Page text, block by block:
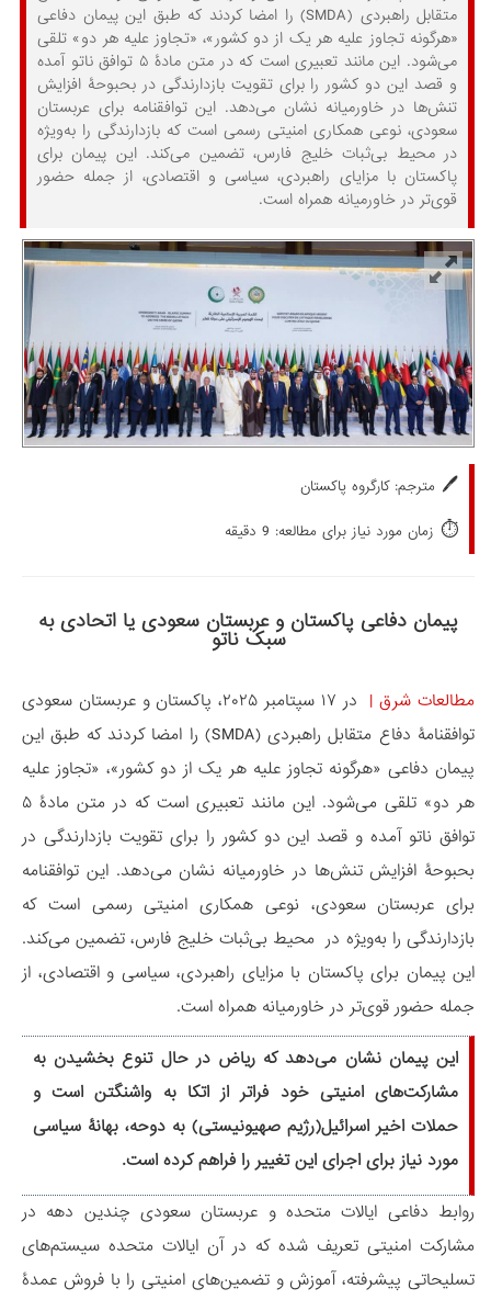
متقابل راهبردی (SMDA) را امضا کردند که طبق این پیمان دفاعی
«هرگونه تجاوز علیه هر یک از دو کشور»، «تجاوز علیه هر دو» تلقی
می‌شود. این مانند تعبیری است که در متن مادۀ ۵ توافق ناتو آمده
و قصد این دو کشور را برای تقویت بازدارندگی در بحبوحۀ افزایش
تنش‌ها در خاورمیانه نشان می‌دهد. این توافقنامه برای عربستان
سعودی، نوعی همکاری امنیتی رسمی است که بازدارندگی را به‌ویژه
در محیط بی‌ثبات خلیج فارس، تضمین می‌کند. این پیمان برای
پاکستان با مزایای راهبردی، سیاسی و اقتصادی، از جمله حضور
قوی‌تر در خاورمیانه همراه است.
🖊️ مترجم: کارگروه پاکستان
⏱️ زمان مورد نیاز برای مطالعه: 9 دقیقه
پیمان دفاعی پاکستان و عربستان سعودی یا اتحادی به
سبک ناتو
مطالعات شرق|
در ۱۷ سپتامبر ۲۰۲۵، پاکستان و عربستان سعودی
توافقنامۀ دفاع متقابل راهبردی (SMDA) را امضا کردند که طبق این
پیمان دفاعی «هرگونه تجاوز علیه هر یک از دو کشور»، «تجاوز علیه
هر دو» تلقی می‌شود. این مانند تعبیری است که در متن مادۀ ۵
توافق ناتو آمده و قصد این دو کشور را برای تقویت بازدارندگی در
بحبوحۀ افزایش تنش‌ها در خاورمیانه نشان می‌دهد. این توافقنامه
برای عربستان سعودی، نوعی همکاری امنیتی رسمی است که
بازدارندگی را به‌ویژه در محیط بی‌ثبات خلیج فارس، تضمین می‌کند.
این پیمان برای پاکستان با مزایای راهبردی، سیاسی و اقتصادی، از
جمله حضور قوی‌تر در خاورمیانه همراه است.
این پیمان نشان می‌دهد که ریاض در حال تنوع بخشیدن به
مشارکت‌های امنیتی خود فراتر از اتکا به واشنگتن است و
حملات اخیر اسرائیل(رژیم صهیونیستی) به دوحه، بهانۀ سیاسی
مورد نیاز برای اجرای این تغییر را فراهم کرده است.
روابط دفاعی ایالات متحده و عربستان سعودی چندین دهه در
مشارکت امنیتی تعریف شده که در آن ایالات متحده سیستم‌های
تسلیحاتی پیشرفته، آموزش و تضمین‌های امنیتی را با فروش عمدۀ